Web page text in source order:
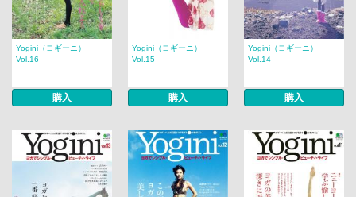
Yogini（ヨギーニ）
Vol.16
購入
Yogini（ヨギーニ）
Vol.15
購入
Yogini（ヨギーニ）
Vol.14
購入